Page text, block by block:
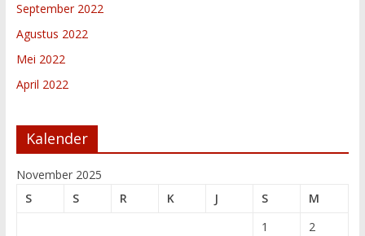
September 2022
Agustus 2022
Mei 2022
April 2022
Kalender
November 2025
S
S R K J S
M
1
2